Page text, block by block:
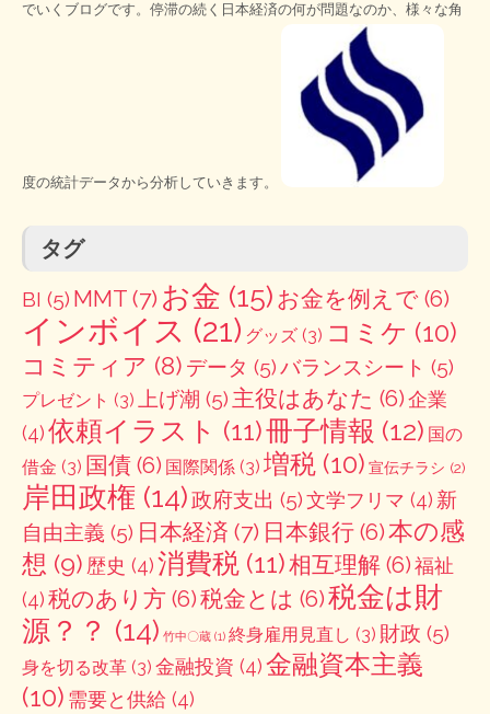
でいくブログです。停滞の続く日本経済の何が問題なのか、様々な角
度の統計データから分析していきます。
タグ
BI (5) MMT (7) お金 (15) お金を例えで (6)
インボイス (21) グッズ (3) コミケ (10)
コミティア (8) データ (5)バランスシート (5)
プレゼント (3) 上げ潮 (5) 主役はあなた (6)企業
(4)依頼イラスト (11)冊子情報 (12) 国の
借金 (3) 国債 (6) 国際関係 (3) 増税 (10) 宣伝チラシ (2)
岸田政権 (14)政府支出 (5)文学フリマ (4) 新
自由主義 (5) 日本経済 (7) 日本銀行 (6)本の感
想 (9) 歴史 (4)消費税 (11)相互理解 (6)福祉
(4)税のあり方 (6)税金とは (6)税金は財
源？？ (14) 竹中〇蔵 (1) 終身雇用見直し (3) 財政 (5)
身を切る改革 (3) 金融投資 (4)金融資本主義
(10) 需要と供給 (4)